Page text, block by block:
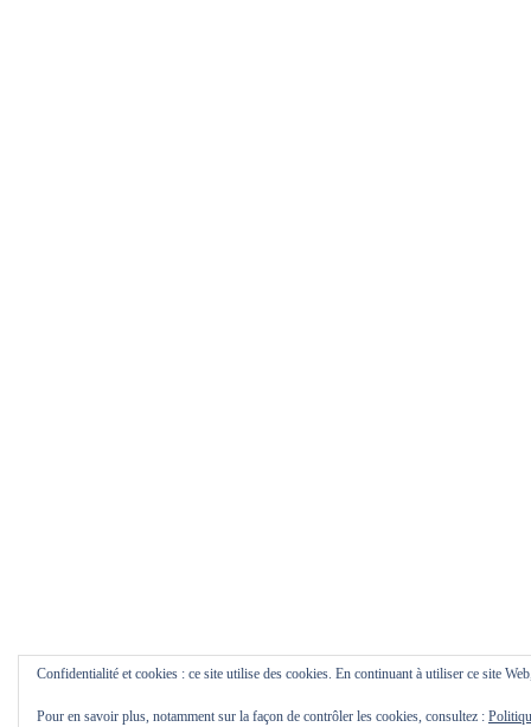
Confidentialité et cookies : ce site utilise des cookies. En continuant à utiliser ce site
Pour en savoir plus, notamment sur la façon de contrôler les cookies, consultez :